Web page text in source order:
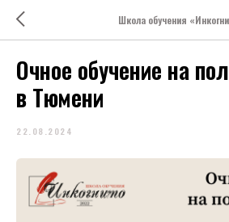
Школа обучения
Очное обучение на
в Тюмени
22.08.2024